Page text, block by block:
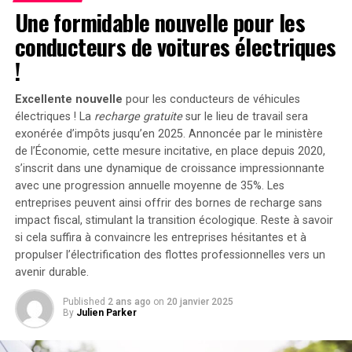
ouvre la possibilité d’ajouter jusqu’à 1200 watts
supplémentaires via des panneaux solaires additionnels,
portant ainsi la puissance totale à un impressionnant
2400 watts
de stockage énergétique, il est possible d’intégrer
jusqu’à cinq batteries supplémentaires de 1,6
kilowattheure chacune, augmentant la capacité totale à
9,6 kilowattheures.
Intégration dans un Écosystème
Intelligent
Le Solarbank 2 AC s’intègre parfaitement dans un
écosystème énergétique intelligent grâce à sa
compatibilité avec le compteur Anker SOLIX Smart et
les prises intelligentes proposées par Anker. cette
fonctionnalité permet une gestion optimisée de la
Une formidable nouvelle pour les
conducteurs de voitures électriques
!
Excellente nouvelle pour les conducteurs de véhicules
électriques ! La recharge gratuitesur le lieu de travail sera
exonérée d’impôts jusqu’en 2025. Annoncée par le ministère
de l’Économie, cette mesure incitative, en place depuis 2020,
s’inscrit dans une dynamique de croissance impressionnante
avec une progression annuelle moyenne de 35%. Les
entreprises peuvent ainsi offrir des bornes de recharge sans
impact fiscal, stimulant la transition écologique. Reste à savoir
si cela suffira à convaincre les entreprises hésitantes et à
propulser l’électrification des flottes professionnelles vers un
avenir durable.
Published 2 ans ago on 20 janvier 2025
By Julien Parker